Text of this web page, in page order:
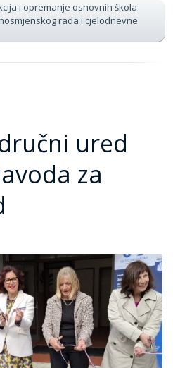
i opremanje osnovnih škola
rada i cjelodnevne
ured
za